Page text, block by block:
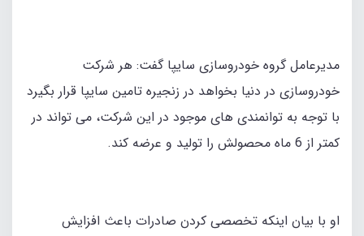
مدیرعامل گروه خودروسازی سایپا گفت: هر شرکت
خودروسازی در دنیا بخواهد در زنجیره تامین سایپا قرار بگیرد
با توجه به توانمندی های موجود در این شرکت، می تواند در
کمتر از 6 ماه محصولش را تولید و عرضه کند.
او با بیان اینکه تخصصی کردن صادرات باعث افزایش